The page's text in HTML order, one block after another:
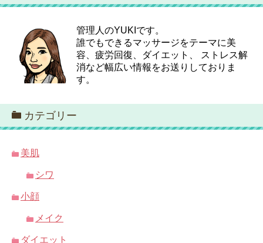
管理人のYUKIです。
誰でもできるマッサージをテーマに美
容、疲労回復、ダイエット、 ストレス解
消など幅広い情報をお送りしておりま
す。
カテゴリー
美肌
シワ
小顔
メイク
ダイエット